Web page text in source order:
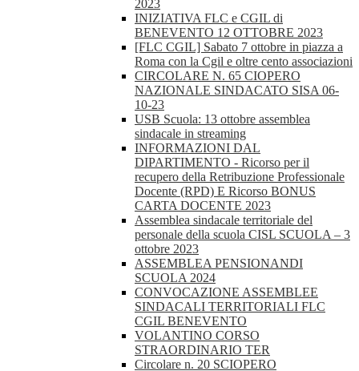
2023
INIZIATIVA FLC e CGIL di
BENEVENTO 12 OTTOBRE 2023
[FLC CGIL] Sabato 7 ottobre in piazza a
Roma con la Cgil e oltre cento associazioni
CIRCOLARE N. 65 CIOPERO
NAZIONALE SINDACATO SISA 06-
10-23
USB Scuola: 13 ottobre assemblea
sindacale in streaming
INFORMAZIONI DAL
DIPARTIMENTO - Ricorso per il
recupero della Retribuzione Professionale
Docente (RPD) E Ricorso BONUS
CARTA DOCENTE 2023
Assemblea sindacale territoriale del
personale della scuola CISL SCUOLA – 3
ottobre 2023
ASSEMBLEA PENSIONANDI
SCUOLA 2024
CONVOCAZIONE ASSEMBLEE
SINDACALI TERRITORIALI FLC
CGIL BENEVENTO
VOLANTINO CORSO
STRAORDINARIO TER
Circolare n. 20 SCIOPERO